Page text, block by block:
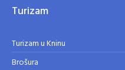
Turizam
Turizam u Kninu
Brošura